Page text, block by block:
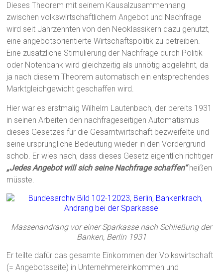
Dieses Theorem mit seinem Kausalzusammenhang
zwischen volkswirtschaftlichem Angebot und Nachfrage
wird seit Jahrzehnten von den Neoklassikern dazu genutzt,
eine angebotsorientierte Wirtschaftspolitik zu betreiben.
Eine zusätzliche Stimulierung der Nachfrage durch Politik
oder Notenbank wird gleichzeitig als unnötig abgelehnt, da
ja nach diesem Theorem automatisch ein entsprechendes
Marktgleichgewicht geschaffen wird.
Hier war es erstmalig Wilhelm Lautenbach, der bereits 1931
in seinen Arbeiten den nachfrageseitigen Automatismus
dieses Gesetzes für die Gesamtwirtschaft bezweifelte und
seine ursprüngliche Bedeutung wieder in den Vordergrund
schob. Er wies nach, dass dieses Gesetz eigentlich richtiger
„Jedes Angebot will sich seine Nachfrage schaffen“heißen
müsste.
Massenandrang vor einer Sparkasse nach Schließung der
Banken, Berlin 1931
Er teilte dafür das gesamte Einkommen der Volkswirtschaft
(= Angebotsseite) in Unternehmereinkommen und